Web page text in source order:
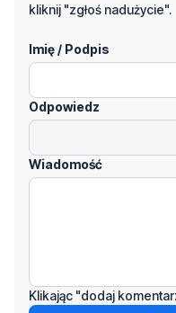
kliknij "zgłoś nadużycie".
Imię / Podpis
Odpowiedz
Wiadomość
Klikając "dodaj